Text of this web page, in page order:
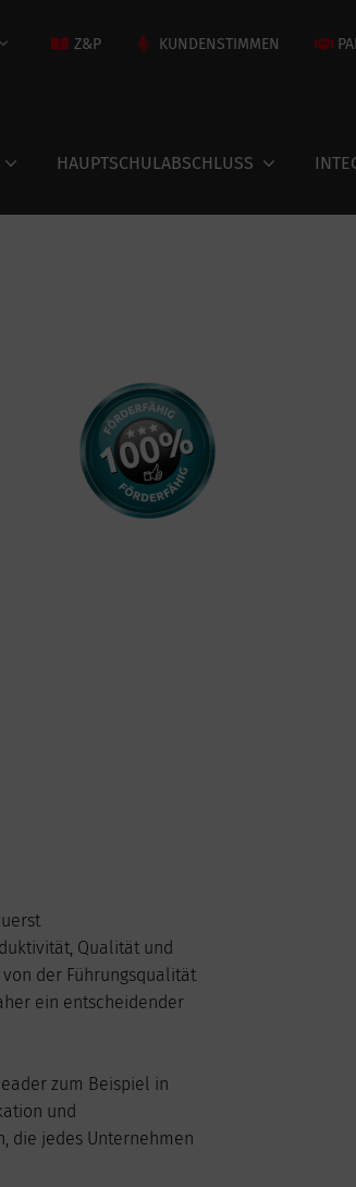
Z&P KUNDENSTIMMEN
HAUPTSCHULABSCHLUSS
Fr
8
28 29
Qualität und
der Führungsqualität
ein entscheidender
zum Beispiel in
und
die jedes Unternehmen